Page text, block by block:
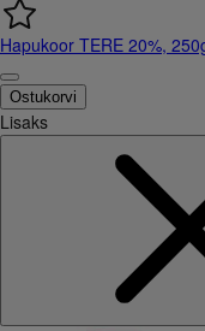
Hapukoor TERE 20%,
Ostukorvi
Lisaks